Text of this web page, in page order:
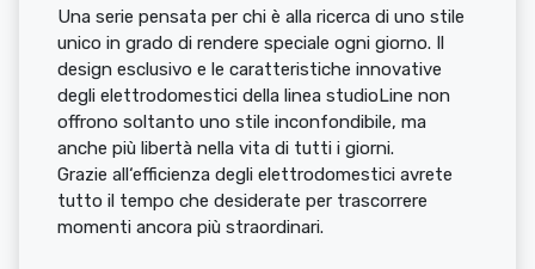
Una serie pensata per chi è alla ricerca di uno stile
unico in grado di rendere speciale ogni giorno. Il
design esclusivo e le caratteristiche innovative
degli elettrodomestici della linea studioLine non
offrono soltanto uno stile inconfondibile, ma
anche più libertà nella vita di tutti i giorni.
Grazie all‘efficienza degli elettrodomestici avrete
tutto il tempo che desiderate per trascorrere
momenti ancora più straordinari.